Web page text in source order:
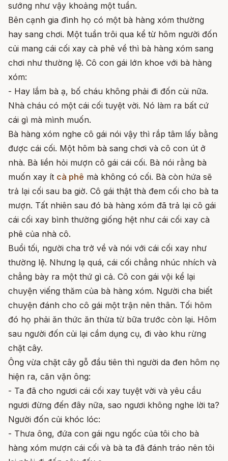
sướng như vậy khoảng một tuần.
Bên cạnh gia đình họ có một bà hàng xóm thường
hay sang chơi. Một tuần trôi qua kể từ hôm người đốn
củi mang cái cối xay cà phê về thì bà hàng xóm sang
chơi như thường lệ. Cô con gái lớn khoe với bà hàng
xóm:
- Hay lắm bà ạ, bố cháu không phải đi đốn củi nữa.
Nhà cháu có một cái cối tuyệt vời. Nó làm ra bất cứ
cái gì mà mình muốn.
Bà hàng xóm nghe cô gái nói vậy thì rắp tâm lấy bằng
được cái cối. Một hôm bà sang chơi và cô con út ở
nhà. Bà liền hỏi mượn cô gái cái cối. Bà nói rằng bà
muốn xay ít cà phê mà không có cối. Bà còn hứa sẽ
trả lại cối sau ba giờ. Cô gái thật thà đem cối cho bà ta
mượn. Tất nhiên sau đó bà hàng xóm đã trả lại cô gái
cái cối xay bình thường giống hệt như cái cối xay cà
phê của nhà cô.
Buổi tối, người cha trở về và nói với cái cối xay như
thường lệ. Nhưng lạ quá, cái cối chẳng nhúc nhích và
chẳng bày ra một thứ gì cả. Cô con gái vội kể lại
chuyện viếng thăm của bà hàng xóm. Người cha biết
chuyện đánh cho cô gái một trận nên thân. Tối hôm
đó họ phải ăn thức ăn thừa từ bữa trước còn lại. Hôm
sau người đốn củi lại cầm dụng cụ, đi vào khu rừng
chặt cây.
Ông vừa chặt cây gỗ đầu tiên thì người da đen hôm nọ
hiện ra, căn vặn ông:
- Ta đã cho ngươi cái cối xay tuyệt vời và yêu cầu
ngươi đừng đến đây nữa, sao ngươi không nghe lời ta?
Người đốn củi khóc lóc:
- Thưa ông, đứa con gái ngu ngốc của tôi cho bà
hàng xóm mượn cái cối và bà ta đã đánh tráo nên tôi